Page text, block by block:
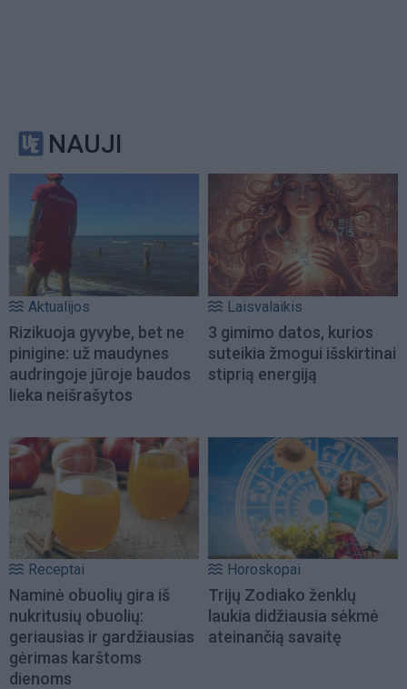
NAUJI
Aktualijos
Rizikuoja gyvybe, bet ne
pinigine: už maudynes
audringoje jūroje baudos
lieka neišrašytos
Laisvalaikis
3 gimimo datos, kurios
suteikia žmogui išskirtinai
stiprią energiją
Receptai
Naminė obuolių gira iš
nukritusių obuolių:
geriausias ir gardžiausias
gėrimas karštoms
dienoms
Horoskopai
Trijų Zodiako ženklų
laukia didžiausia sėkmė
ateinančią savaitę